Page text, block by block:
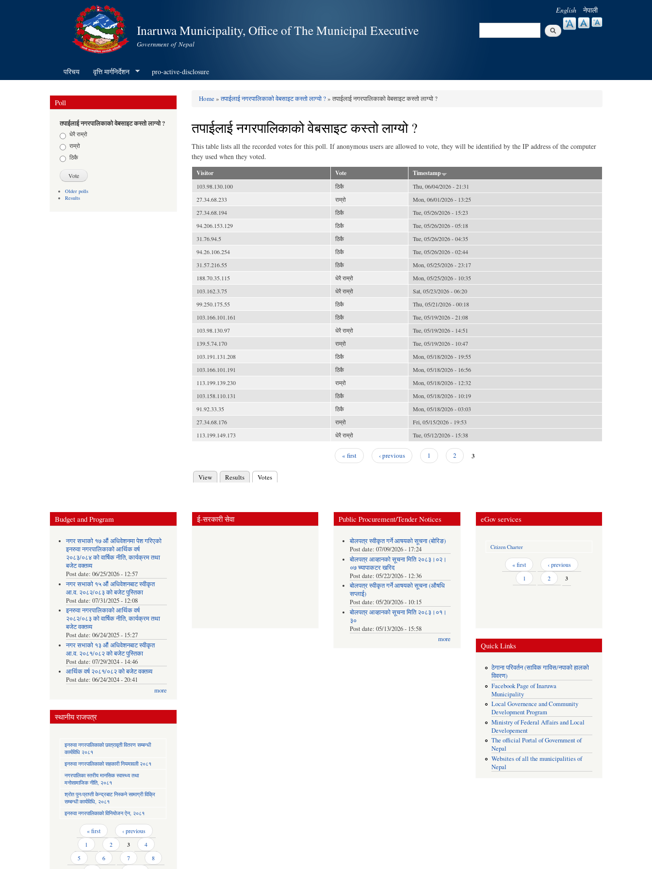
content
Inaruwa Municipality, Office of The Municipal Executive
Government of Nepal
English नेपाली
Search
परिचय वृत्ति मार्गनिर्देशन pro-active-disclosure
Poll
तपाईलाई नगरपालिकाको वेबसाइट कस्तो लाग्यो ?
Choicesधेरै राम्रो
राम्रो
ठिकै
Older polls
Results
Home»तपाईलाई नगरपालिकाको वेबसाइट कस्तो लाग्यो ?» तपाईलाई नगरपालिकाको वेबसाइट कस्तो लाग्यो ?
तपाईलाई नगरपालिकाको वेबसाइट कस्तो लाग्यो ?
This table lists all the recorded votes for this poll. If anonymous users are allowed to vote, they will be identified by the IP address of the computer
they used when they voted.
Visitor Vote Timestamp
103.98.130.100 ठिकै
Thu, 06/04/2026 - 21:31
27.34.68.233
राम्रो
Mon, 06/01/2026 - 13:25
27.34.68.194
ठिकै
Tue, 05/26/2026 - 15:23
94.206.153.129
ठिकै
Tue, 05/26/2026 - 05:18
31.76.94.5
ठिकै
Tue, 05/26/2026 - 04:35
94.26.106.254
ठिकै
Tue, 05/26/2026 - 02:44
31.57.216.55
ठिकै
Mon, 05/25/2026 - 23:17
188.70.35.115
धेरै राम्रो
Mon, 05/25/2026 - 10:35
103.162.3.75
धेरै राम्रो
Sat, 05/23/2026 - 06:20
99.250.175.55
ठिकै
Thu, 05/21/2026 - 00:18
103.166.101.161
ठिकै
Tue, 05/19/2026 - 21:08
103.98.130.97
धेरै राम्रो
Tue, 05/19/2026 - 14:51
139.5.74.170
राम्रो
Tue, 05/19/2026 - 10:47
103.191.131.208
ठिकै
Mon, 05/18/2026 - 19:55
103.166.101.191
ठिकै
Mon, 05/18/2026 - 16:56
113.199.139.230
राम्रो
Mon, 05/18/2026 - 12:32
103.158.110.131
ठिकै
Mon, 05/18/2026 - 10:19
91.92.33.35
ठिकै
Mon, 05/18/2026 - 03:03
27.34.68.176
राम्रो
Fri, 05/15/2026 - 19:53
113.199.149.173
धेरै राम्रो Tue, 05/12/2026 - 15:38
« first ‹ previous 1 2 3
Primary tabs
View Results Votes(active tab)
Budget and Program
नगर सभाको १७ औं अधिवेशनमा पेश गरिएको
इनरुवा नगरपालिकाको आर्थिक वर्ष
२०८३/०८४ को वार्षिक नीति, कार्यक्रम तथा
बजेट वक्तव्य
Post date: 06/25/2026 - 12:57
नगर सभाको १५ औं अधिवेशनबाट स्वीकृत
आ.व. २०८२/०८३ को बजेट पुस्तिका
Post date: 07/31/2025 - 12:08
इनरुवा नगरपालिकाको आर्थिक वर्ष
२०८२/०८३ को वार्षिक नीति, कार्यक्रम तथा
बजेट वक्तव्य
Post date: 06/24/2025 - 15:27
नगर सभाको १३ औं अधिवेशनबाट स्वीकृत
आ.व. २०८१/०८२ को बजेट पुस्तिका
Post date: 07/29/2024 - 14:46
आर्थिक वर्ष २०८१/०८२ को बजेट वक्तव्य
Post date: 06/24/2024 - 20:41
more
स्थानीय राजपत्र
इनरुवा नगरपालिकाको छात्रावृती वितरण सम्बन्धी
कार्यविधि २०८१
इनरुवा नगरपालिकाको सहकारी नियमावली २०८१
नगरपालिका स्तरीय मानसिक स्वास्थ्य तथा
मनोसामाजिक नीति, २०८१
श्रोत पुनःप्राप्ती केन्द्रबाट निस्कने सामाग्री विक्रि
सम्बन्धी कार्यविधि, २०८१
इनरुवा नगरपालिकाको विनियोजन ऐन, २०८१
« first
‹ previous
1
2 3
4
5
6 7
8
ई-सरकारी सेवा Public Procurement/Tender Notices
बोलपत्र स्वीकृत गर्ने आषयको सूचना (बोरिङ)
Post date: 07/09/2026 - 17:24
बोलपत्र आव्हानको सूचना मिति २०८३।०२।
०७ च्यापाकटर खरिद
Post date: 05/22/2026 - 12:36
बोलपत्र स्वीकृत गर्ने आषयको सूचना (औषधि
सप्लाई)
Post date: 05/20/2026 - 10:15
बोलपत्र आव्हानको सूचना मिति २०८३।०१।
३०
Post date: 05/13/2026 - 15:58
more
eGov services
Citizen Charter
Pages « first
‹ previous
1
2 3
Quick Links
ठेगाना परिवर्तन (साविक गाविस/नपाको हालको
विवरण)
Facebook Page of Inaruwa
Municipality
Local Governence and Community
Development Program
Ministry of Federal Affairs and Local
Developement
The official Portal of Government of
Nepal
Websites of all the municipalities of
Nepal